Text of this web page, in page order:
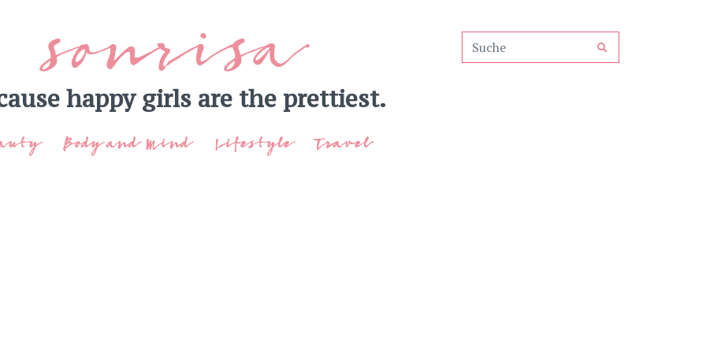
sonrisa
happy girls are the prettiest.
Body and Mind Lifestyle Travel